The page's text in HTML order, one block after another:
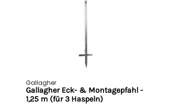
Gallagher
Gallagher Eck- & Montagepfahl -
1,25 m (für 3 Haspeln)